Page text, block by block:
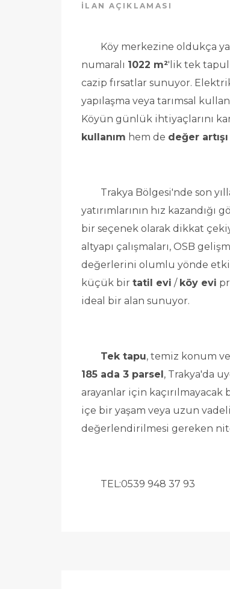
İLAN AÇIKLAMASI
Köy merkezine oldukça
numaralı 1022 m²'lik tek
cazip fırsatlar sunuyor.
yapılaşma veya tarımsal
kullanım hem de değer artışı
yatırımlarının hız kazandığı
bir seçenek olarak dikkat
altyapı çalışmaları, OSB
değerlerini olumlu yönde
küçük bir tatil evi / köy evi
ideal bir alan sunuyor.
Tek tapu
185 ada 3 parsel, Trakya'da
arayanlar için kaçırılmayacak
içe bir yaşam veya uzun
değerlendirilmesi gereken
	TEL:0539 948 37 93